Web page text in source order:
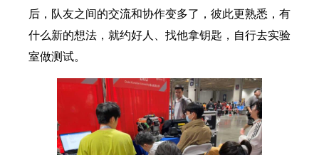
后，队友之间的交流和协作变多了，彼此更熟悉，有
什么新的想法，就约好人、找他拿钥匙，自行去实验
室做测试。